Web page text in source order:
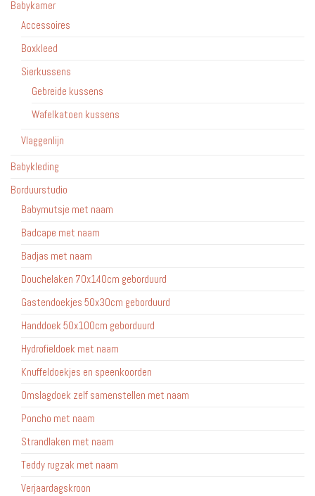
Babykamer
Accessoires
Boxkleed
Sierkussens
Gebreide kussens
Wafelkatoen kussens
Vlaggenlijn
Babykleding
Borduurstudio
Babymutsje met naam
Badcape met naam
Badjas met naam
Douchelaken 70x140cm geborduurd
Gastendoekjes 50x30cm geborduurd
Handdoek 50x100cm geborduurd
Hydrofieldoek met naam
Knuffeldoekjes en speenkoorden
Omslagdoek zelf samenstellen met naam
Poncho met naam
Strandlaken met naam
Teddy rugzak met naam
Verjaardagskroon